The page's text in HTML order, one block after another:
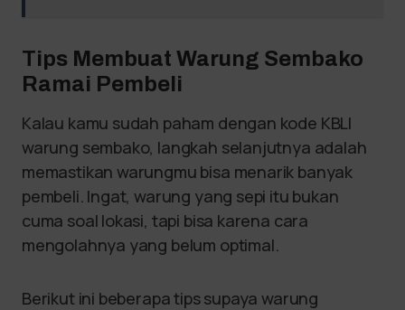
Tips Membuat Warung Sembako
Ramai Pembeli
Kalau kamu sudah paham dengan kode KBLI
warung sembako, langkah selanjutnya adalah
memastikan warungmu bisa menarik banyak
pembeli. Ingat, warung yang sepi itu bukan
cuma soal lokasi, tapi bisa karena cara
mengolahnya yang belum optimal.
Berikut ini beberapa tips supaya warung